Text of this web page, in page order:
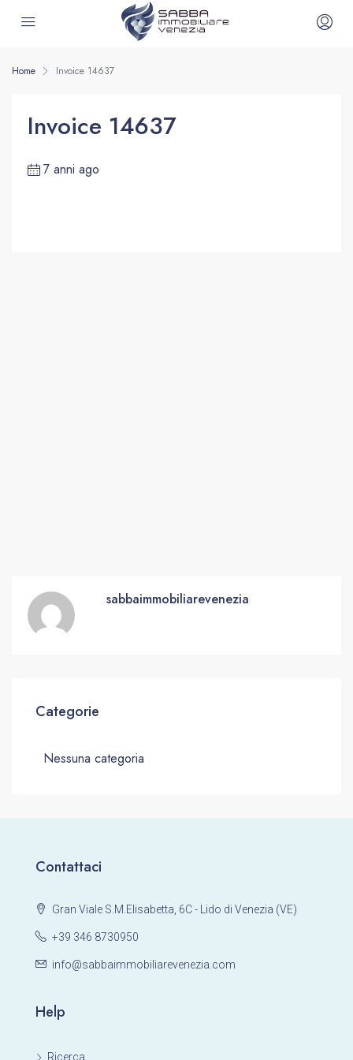
Home Invoice 14637
Invoice 14637
7 anni ago
sabbaimmobiliarevenezia
Categorie
Nessuna categoria
Contattaci
Gran Viale S.M.Elisabetta, 6C - Lido di Venezia (VE)
+39 346 8730950
info@sabbaimmobiliarevenezia.com
Help
Ricerca